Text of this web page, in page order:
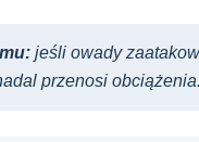
jeśli owady
przenosi obciążenia.